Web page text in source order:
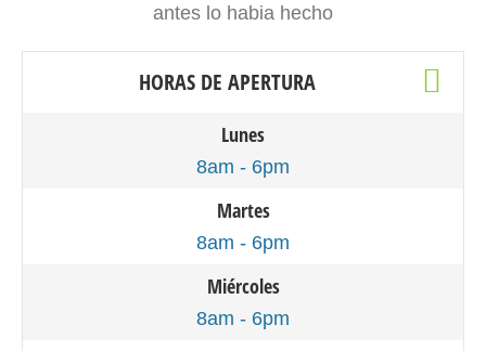
antes lo habia hecho
HORAS DE APERTURA
Lunes
8am - 6pm
Martes
8am - 6pm
Miércoles
8am - 6pm